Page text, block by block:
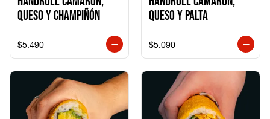
Queso y Champiñón
$5.490
Queso y Palta
$5.090